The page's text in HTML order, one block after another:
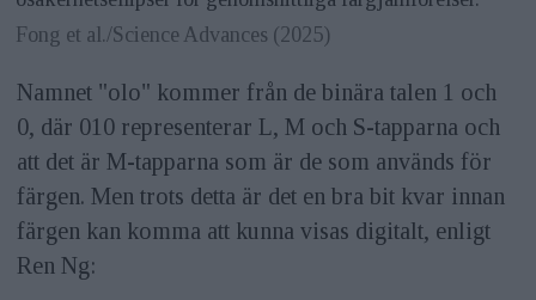
Fong et al./Science Advances (2025)
Namnet "olo" kommer från de binära talen 1 och
0, där 010 representerar L, M och S-tapparna och
att det är M-tapparna som är de som används för
färgen. Men trots detta är det en bra bit kvar innan
färgen kan komma att kunna visas digitalt, enligt
Ren Ng: